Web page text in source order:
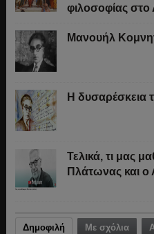
φιλοσοφίας στο
Μανουήλ
Η δυσαρέσκεια
Τελικά, τι μας
Πλάτωνας και ο
Δημοφιλή Με σχόλια